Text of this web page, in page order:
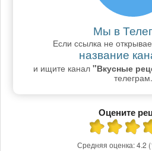
Мы в
Если ссылка не
название
и ищите канал "Вкусные
телеграм.
Оцените
Средняя оценка:4.2